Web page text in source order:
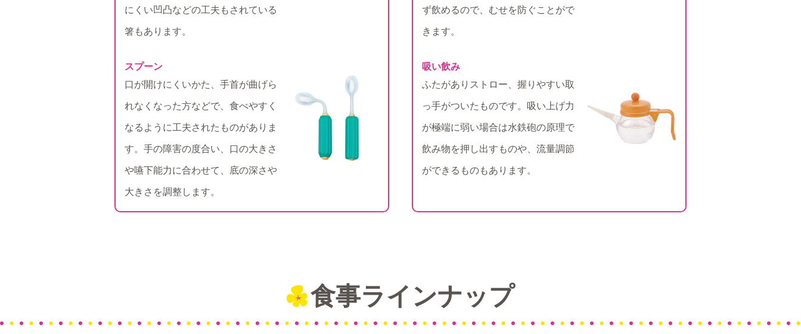
にくい凹凸などの工夫もされている
箸もあります。
スプーン
口が開けにくいかた、手首が曲げら
れなくなった方などで、食べやすく
なるように工夫されたものがありま
す。手の障害の度合い、口の大きさ
や嚥下能力に合わせて、底の深さや
大きさを調整します。
ず飲めるので、むせを防ぐことがで
きます。
吸い飲み
ふたがありストロー、握りやすい取
っ手がついたものです。吸い上げ力
が極端に弱い場合は水鉄砲の原理で
飲み物を押し出すものや、流量調節
ができるものもあります。
食事ラインナップ